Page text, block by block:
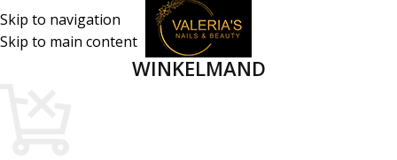
Skip to navigation
Skip to main content
WINKELMAND